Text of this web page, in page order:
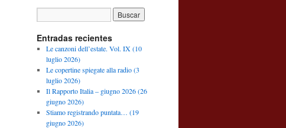
Entradas recientes
Le canzoni dell’estate. Vol. IX (10
luglio 2026)
Le copertine spiegate alla radio (3
luglio 2026)
Il Rapporto Italia – giugno 2026 (26
giugno 2026)
Stiamo registrando puntata… (19
giugno 2026)